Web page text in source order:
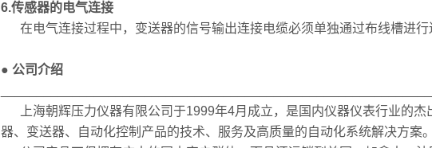
6.传感器的电气连接
在电气连接过程中，变送器的信号输出连接电缆必须单独通过布线槽进行
● 公司介绍
上海朝辉压力仪器有限公司于1999年4月成立，是国内仪器仪表行业的杰
器、变送器、自动化控制产品的技术、服务及高质量的自动化系统解决方案